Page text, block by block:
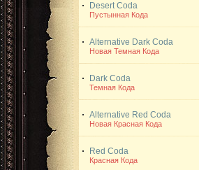
Desert Coda
Пустынная Кода
Alternative Dark Coda
Новая Темная Кода
Dark Coda
Темная Кода
Alternative Red Coda
Новая Красная Кода
Red Coda
Красная Кода